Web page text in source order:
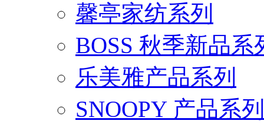
馨亭家纺系列
BOSS 秋季新品系
乐美雅产品系列
SNOOPY 产品系列